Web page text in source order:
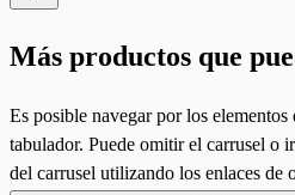
Más productos que
Es posible navegar por los
tabulador. Puede omitir el carrusel o
del carrusel utilizando los enlaces de